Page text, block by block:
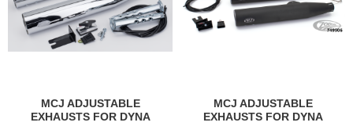
MCJ ADJUSTABLE
EXHAUSTS FOR DYNA
MCJ ADJUSTABLE
EXHAUSTS FOR DYNA